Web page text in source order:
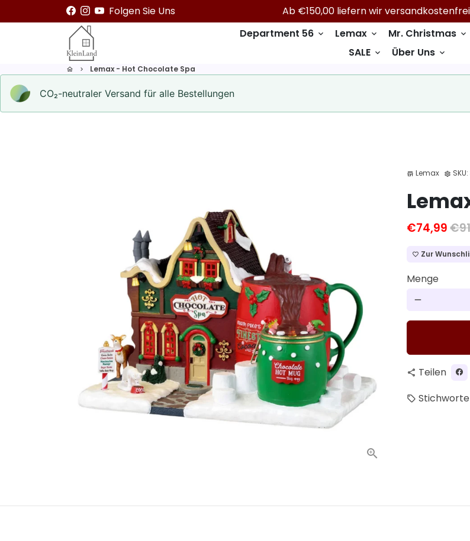
zum
Folgen Sie Uns Ab €150,00 liefern wir versandkostenfrei
Department 56 keyboard_arrow_down Lemax keyboard_arrow_down Mr. Christmas keyboard_arrow_down
SALE keyboard_arrow_down Über Uns keyboard_arrow_down
home keyboard_arrow_right Lemax - Hot Chocolate Spa
CO₂-neu­t­raler Versand für alle Bestellungen
store Lemax settings SKU:
€74,99
favorite_border Zur
Menge
remove
share Teilen
local_offer Stichworte